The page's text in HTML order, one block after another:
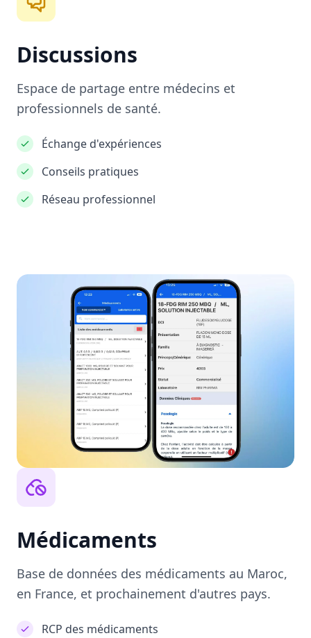
Discussions
Espace de partage entre médecins et
professionnels de santé.
Échange d'expériences
Conseils pratiques
Réseau professionnel
Médicaments
Base de données des médicaments au Maroc,
en France, et prochainement d'autres pays.
RCP des médicaments